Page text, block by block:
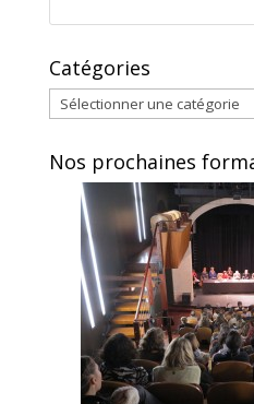
Catégories
Catégories
Nos prochaines